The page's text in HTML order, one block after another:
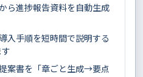
ら進捗報告資料を自動生成
入手順を短時間で説明する
案書を「章ごと生成→要点